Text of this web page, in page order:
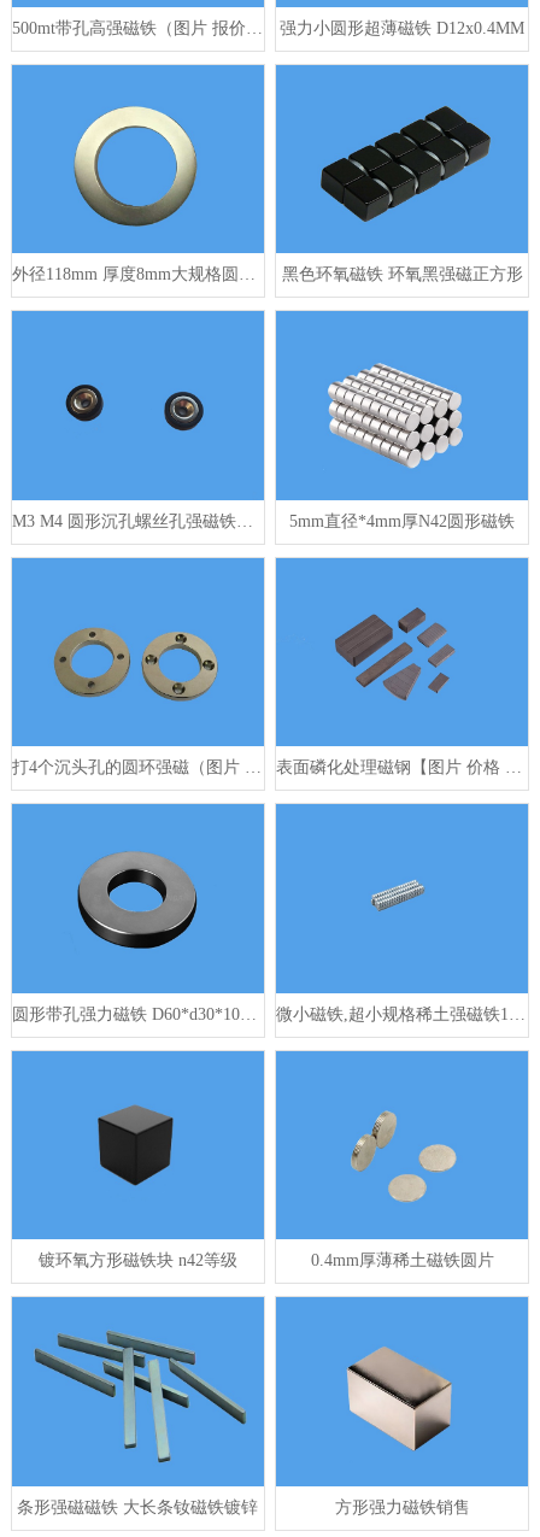
强力小圆形超薄磁铁 D12x0.4MM
外径118mm 厚度8mm大规格圆环形强磁 黑色环氧磁铁 环氧黑强磁正方形
M3 M4 圆形沉孔螺丝孔强磁铁（图片 报价 定制） 5mm直径*4mm厚N42圆形磁铁
打4个沉头孔的圆环强磁（图片 价格 打样） 表面磷化处理磁钢【图片 价格 定制】
圆形带孔强力磁铁 D60*d30*10mm
镀环氧方形磁铁块 n42等级 0.4mm厚薄稀土磁铁圆片
条形强磁磁铁 大长条钕磁铁镀锌 方形强力磁铁销售